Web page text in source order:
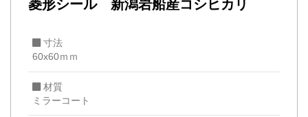
菱形シール 新潟岩船産コシヒカリ
寸法
60x60ｍｍ
材質
ミラーコート